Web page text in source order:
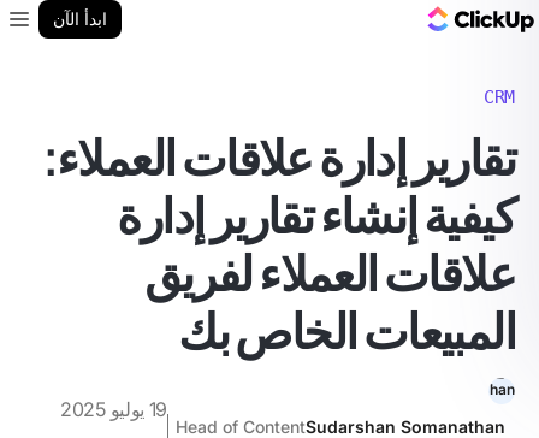
ابدأ الآن
CRM
تقارير إدارة علاقات العملاء:
كيفية إنشاء تقارير إدارة
علاقات العملاء لفريق
المبيعات الخاص بك
Sudarshan Somanathan
Head of Content
19 يوليو 2025